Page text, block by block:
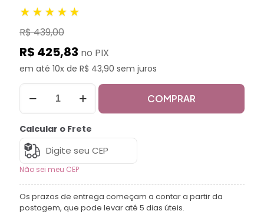
★★★★★
R$ 439,00
R$ 425,83 no PIX
em até 10x de R$ 43,90 sem juros
COMPRAR
Calcular o Frete
Não sei meu CEP
Os prazos de entrega começam a contar a partir da
postagem, que pode levar até 5 dias úteis.